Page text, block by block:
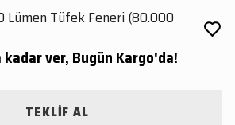
Lümen Tüfek Feneri (80.000
ver, Bugün Kargo'da!
TEKLİF AL